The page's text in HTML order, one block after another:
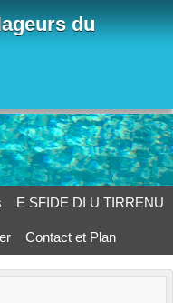
du
E SFIDE DI U TIRRENU
Contact et Plan